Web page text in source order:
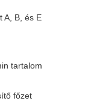
A, B, és E
tartalom
főzet